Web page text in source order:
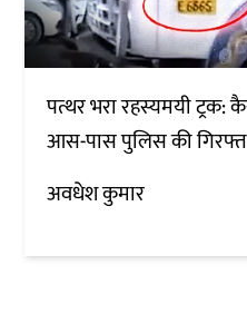
पत्थर भरा रहस्यमयी ट्रक:
आस-पास पुलिस की गिरफ्त
अवधेश कुमार